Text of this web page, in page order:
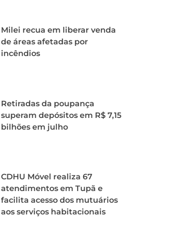
Milei recua em liberar venda
de áreas afetadas por
incêndios
Retiradas da poupança
superam depósitos em R$ 7,15
bilhões em julho
CDHU Móvel realiza 67
atendimentos em Tupã e
facilita acesso dos mutuários
aos serviços habitacionais